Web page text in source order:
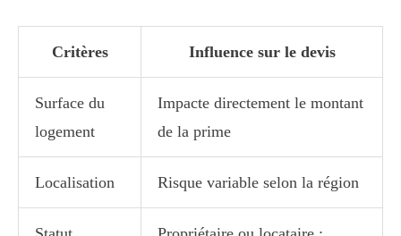
Critères Influence sur le devis
Surface du
logement
Impacte directement le montant
de la prime
Localisation Risque variable selon la région